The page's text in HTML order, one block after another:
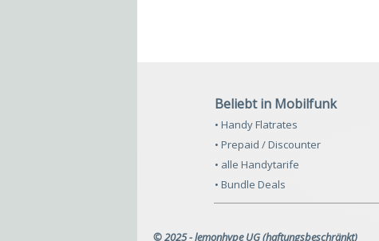
Beliebt in Mobilfunk
• Handy Flatrates
• Prepaid / Discounter
• alle Handytarife
• Bundle Deals
© 2025 - lemonhype UG (haftungsbeschränkt)